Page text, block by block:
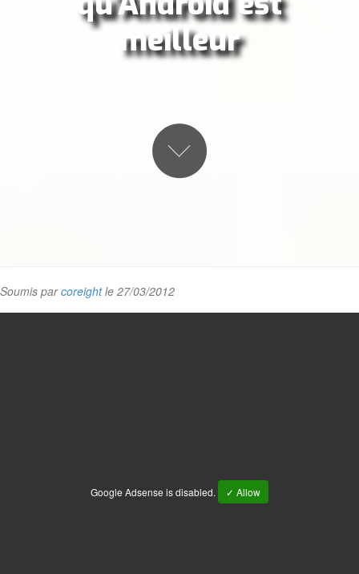
meilleur
Soumis parcoreightle 27/03/2012
Google Adsense is disabled. ✓ Allow